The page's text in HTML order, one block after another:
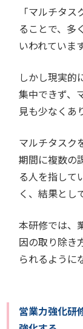
「マルチタ
ることで、多
いわれています
しかし現実的
集中できず、
見も少なくあ
マルチタスク
期間に複数の
る人を指して
く、結果とし
本研修では、
因の取り除き
られるように
営業力強化研